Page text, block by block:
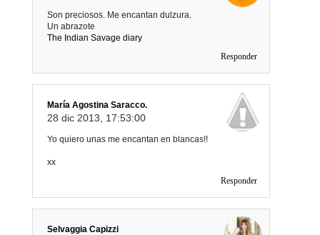
Son preciosos. Me encantan dulzura.
Un abrazote
The Indian Savage diary
Responder
María Agostina Saracco.
28 dic 2013, 17:53:00
Yo quiero unas me encantan en blancas!!
xx
Responder
Selvaggia Capizzi